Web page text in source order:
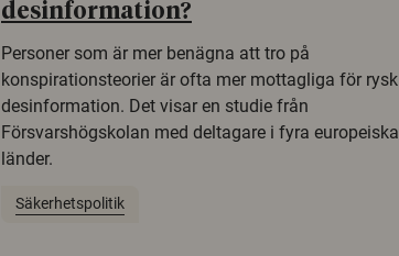
desinformation?
Personer som är mer benägna att tro på
konspirationsteorier är ofta mer mottagliga för rysk
desinformation. Det visar en studie från
Försvarshögskolan med deltagare i fyra europeiska
länder.
Säkerhetspolitik